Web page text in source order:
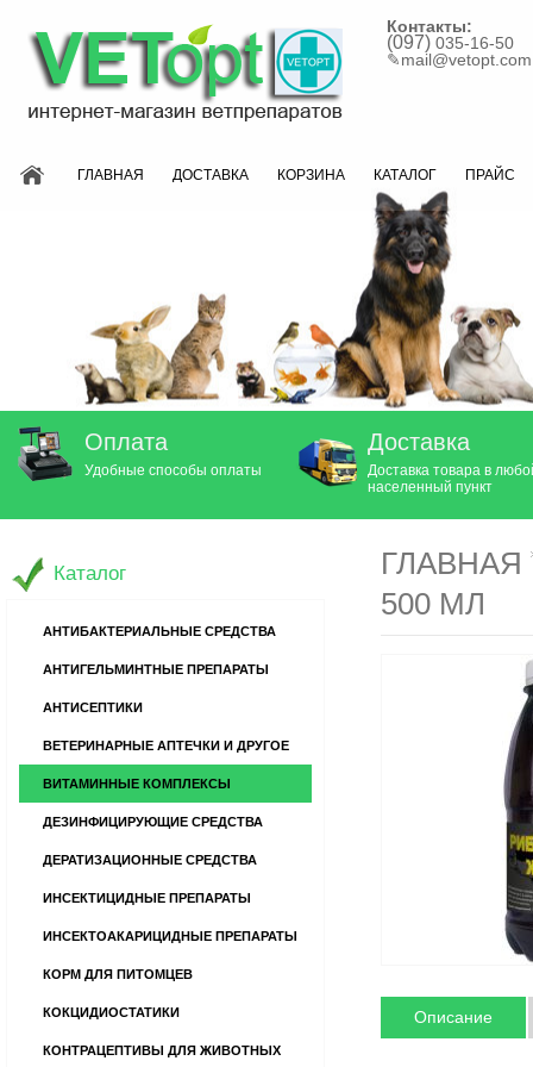
Контакты:
(097) 035-16-50
✎mail@vetopt.com
ГЛАВНАЯ ДОСТАВКА КОРЗИНА КАТАЛОГ ПРАЙС
Оплата
Удобные способы оплаты
Доставка
Доставка товара в
населенный пункт
ГЛАВНАЯ
500 МЛ
Описание
Каталог
АНТИБАКТЕРИАЛЬНЫЕ СРЕДСТВА
АНТИГЕЛЬМИНТНЫЕ ПРЕПАРАТЫ
АНТИСЕПТИКИ
ВЕТЕРИНАРНЫЕ АПТЕЧКИ И ДРУГОЕ
ВИТАМИННЫЕ КОМПЛЕКСЫ
ДЕЗИНФИЦИРУЮЩИЕ СРЕДСТВА
ДЕРАТИЗАЦИОННЫЕ СРЕДСТВА
ИНСЕКТИЦИДНЫЕ ПРЕПАРАТЫ
ИНСЕКТОАКАРИЦИДНЫЕ ПРЕПАРАТЫ
КОРМ ДЛЯ ПИТОМЦЕВ
КОКЦИДИОСТАТИКИ
КОНТРАЦЕПТИВЫ ДЛЯ ЖИВОТНЫХ